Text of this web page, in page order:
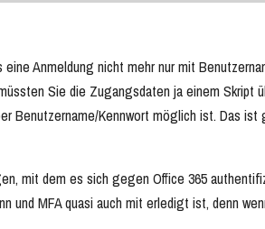
Anmeldung nicht mehr nur mit
Sie die Zugangsdaten ja einem Skript
Benutzername/Kennwort möglich ist. Das
mit dem es sich gegen Office 365
und MFA quasi auch mit erledigt ist, denn